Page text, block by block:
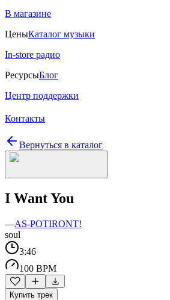
В магазине
ЦеныКаталог музыки
In-store радио
РесурсыБлог
Центр поддержки
Контакты
Вернуться в каталог
I Want You
—AS-POTIRONT!
soul
3:46
100 BPM
Купить трек